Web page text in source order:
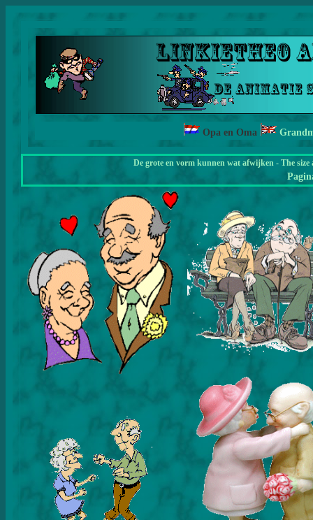
Opa en Oma
De grote en vorm kunnen wat afwijken - The